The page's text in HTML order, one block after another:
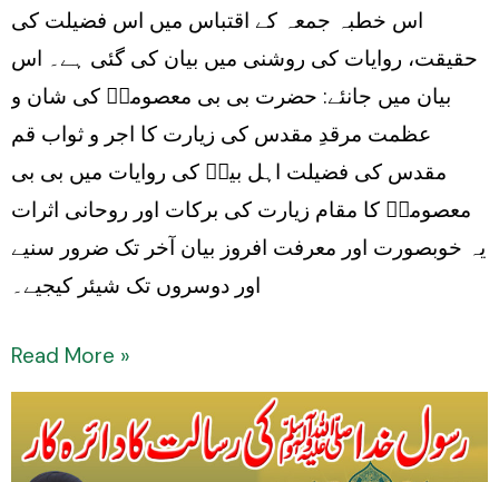
اس خطبہ جمعہ کے اقتباس میں اس فضیلت کی
حقیقت، روایات کی روشنی میں بیان کی گئی ہے۔ اس
بیان میں جانئے: حضرت بی بی معصومہؑ کی شان و
عظمت مرقدِ مقدس کی زیارت کا اجر و ثواب قم
مقدس کی فضیلت اہل بیتؑ کی روایات میں بی بی
معصومہؑ کا مقام زیارت کی برکات اور روحانی اثرات
یہ خوبصورت اور معرفت افروز بیان آخر تک ضرور سنیے
اور دوسروں تک شیئر کیجیے۔
Read More »
Khuda